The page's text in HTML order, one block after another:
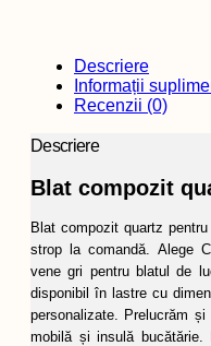
Descriere
Informații
Recenzii (0)
Descriere
Blat compozit
Blat compozit quartz
strop la comandă. Alege
vene gri pentru blatul de
disponibil în lastre cu
personalizate. Prelucrăm
mobilă și insulă bucătărie.